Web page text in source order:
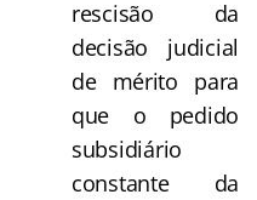
rescisão da
decisão judicial
de mérito para
que o pedido
subsidiário
constante da